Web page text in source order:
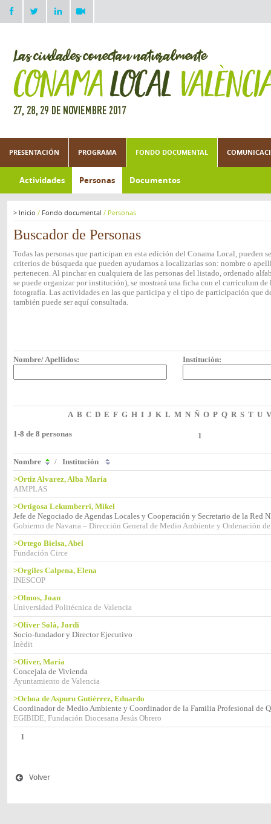
PRESENTACIÓN PROGRAMA FONDO DOCUMENTAL
Actividades Personas Documentos
> Inicio / Fondo documental / Personas
Buscador de Personas
Todas las personas que participan en esta edición del Conama Local, pueden
criterios de búsqueda que pueden ayudarnos a localizarlas son: nombre o
pertenecen. Al pinchar en cualquiera de las personas del listado, ordenado
se puede organizar por institución), se mostrará una ficha con el currículum de
fotografía. Las actividades en las que participa y el tipo de participación que
también puede ser aquí consultada.
Nombre/ Apellidos: Institución:
A B C D E F G H I J K L M N Ñ O P Q R S T U V
1-8 de 8 personas 1
Nombre / Institución
>Ortiz Alvarez, Alba María
AIMPLAS
>Ortigosa Lekumberri, Mikel
Jefe de Negociado de Agendas Locales y Cooperación y Secretario de la Red
Gobierno de Navarra – Dirección General de Medio Ambiente y Ordenación
>Ortego Bielsa, Abel
Fundación Circe
>Orgiles Calpena, Elena
INESCOP
>Olmos, Joan
Universidad Politécnica de Valencia
>Oliver Solà, Jordi
Socio-fundador y Director Ejecutivo
Inèdit
>Oliver, María
Concejala de Vivienda
Ayuntamiento de Valencia
>Ochoa de Aspuru Gutiérrez, Eduardo
Coordinador de Medio Ambiente y Coordinador de la Familia Profesional de
EGIBIDE, Fundación Diocesana Jesús Obrero
1
Volver